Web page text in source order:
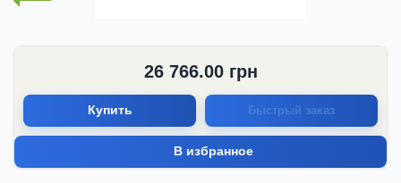
26 766.00грн
Купить Быстрый заказ
В избранное